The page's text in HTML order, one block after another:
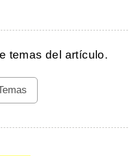
temas del artículo.